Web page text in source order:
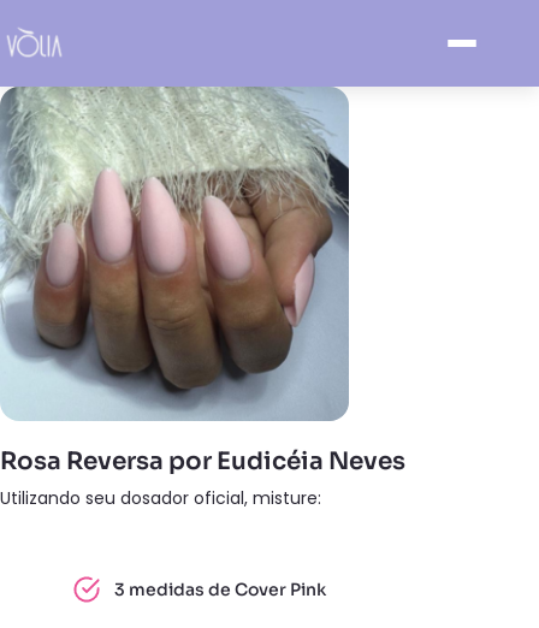
Rosa Reversa por Eudicéia Neves
Utilizando seu dosador oficial, misture:
3 medidas de Cover Pink